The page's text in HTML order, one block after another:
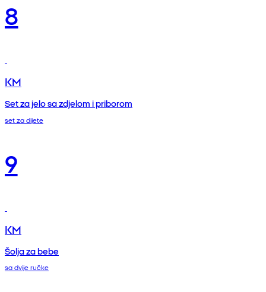
8
KM
Set za jelo sa zdjelom i priborom
set za dijete
9
KM
Šolja za bebe
sa dvije ručke